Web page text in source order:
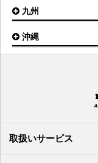
南紀白浜空港
但馬空港
山口宇部空港
出雲空港
米子空港
松山空港
徳島空港
九州
福岡空港
鹿児島空港
北九州空港
沖縄
南大東空港
取扱いサービス